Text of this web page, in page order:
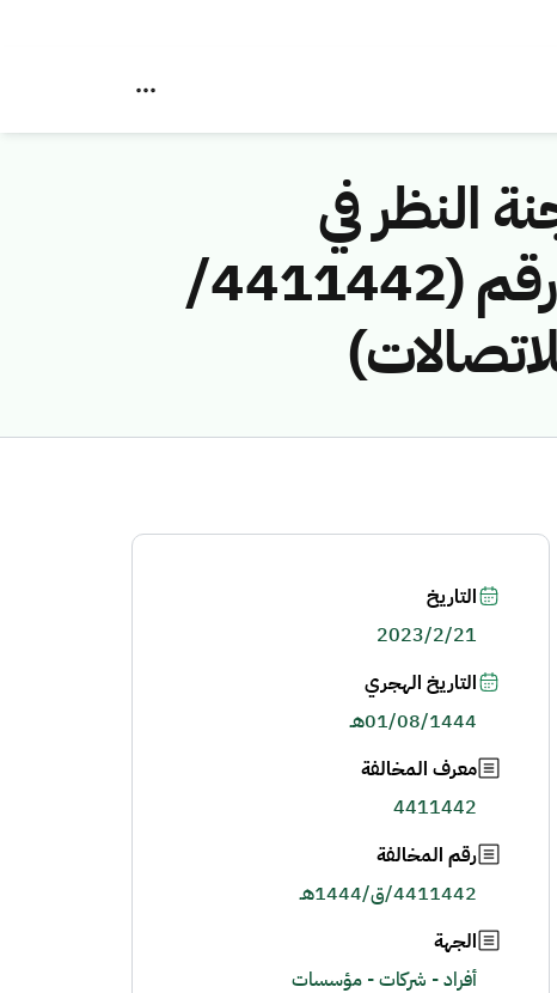
النظر في
مخالفات نظام الاتصالات وتقنية المعلومات رقم (4411442/
التاريخ
2023/2/21
التاريخ الهجري
01/08/1444هـ
معرف المخالفة
4411442
رقم المخالفة
4411442/ق/1444هـ
الجهة
أفراد - شركات - مؤسسات